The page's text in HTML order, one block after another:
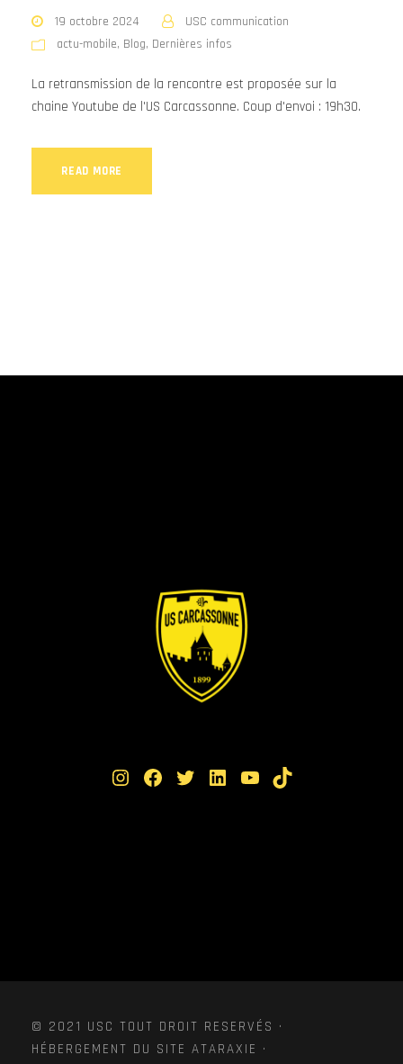
19 octobre 2024
USC communication
actu-mobile, Blog, Dernières infos
La retransmission de la rencontre est proposée sur la
chaine Youtube de l'US Carcassonne. Coup d'envoi : 19h30.
READ MORE
Instagram Facebook Twitter LinkedIn YouTube TikTok
© 2021 USC TOUT DROIT RESERVÉS ·
HÉBERGEMENT DU SITE ATARAXIE ·